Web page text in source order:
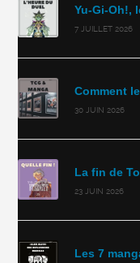
7 JUILLET 2026
30 JUIN 2026
23 JUIN 2026